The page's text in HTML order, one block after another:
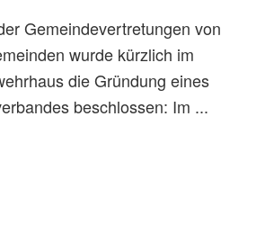
Gemeindevertretungen von
wurde kürzlich im
die Gründung eines
beschlossen: Im ...